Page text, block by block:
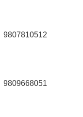
9807810512
9809668051